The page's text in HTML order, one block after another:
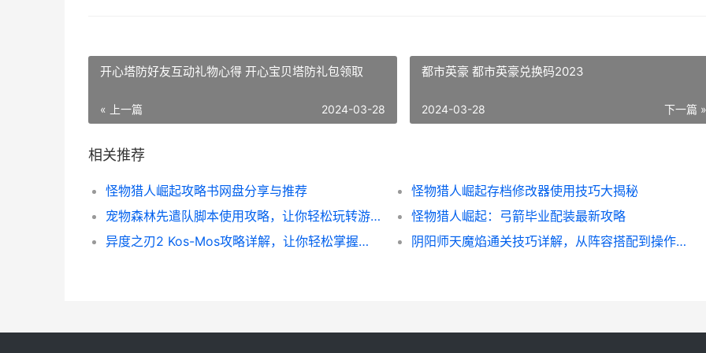
开心塔防好友互动礼物心得 开心宝贝塔防礼包领取
« 上一篇 2024-03-28
都市英豪 都市英豪兑换码2023
下一篇 »
2024-03-28
相关推荐
怪物猎人崛起攻略书网盘分享与推荐
怪物猎人崛起存档修改器使用技巧大揭秘
宠物森林先遣队脚本使用攻略，让你轻松玩转游戏！
怪物猎人崛起：弓箭毕业配装最新攻略
异度之刃2 Kos-Mos攻略详解，让你轻松掌握战斗技巧
阴阳师天魔焰通关技巧详解，从阵容搭配到操作心得全都有！